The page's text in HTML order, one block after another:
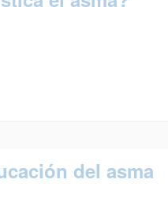
del asma